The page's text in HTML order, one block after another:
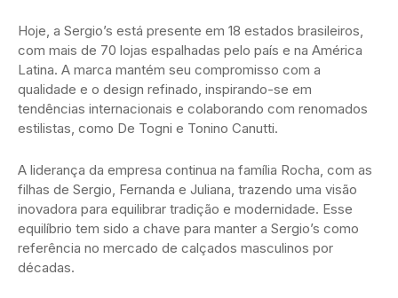
Hoje, a Sergio’s está presente em 18 estados brasileiros,
com mais de 70 lojas espalhadas pelo país e na América
Latina. A marca mantém seu compromisso com a
qualidade e o design refinado, inspirando-se em
tendências internacionais e colaborando com renomados
estilistas, como De Togni e Tonino Canutti.
A liderança da empresa continua na família Rocha, com as
filhas de Sergio, Fernanda e Juliana, trazendo uma visão
inovadora para equilibrar tradição e modernidade. Esse
equilíbrio tem sido a chave para manter a Sergio’s como
referência no mercado de calçados masculinos por
décadas.